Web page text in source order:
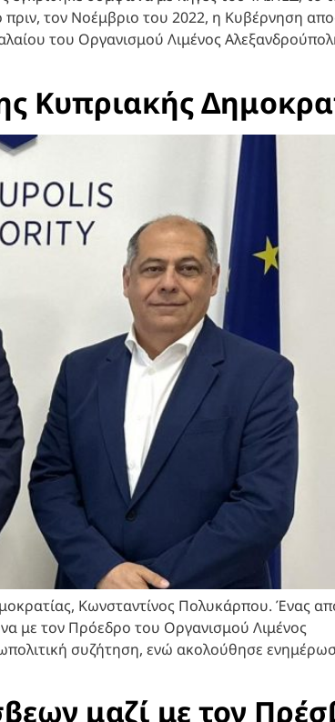
τον Νοέμβριο του 2022, η Κυβέρνηση
του Οργανισμού Λιμένος
Κυπριακής
Κωνσταντίνος Πολυκάρπου. Ένας
με τον Πρόεδρο του Οργανισμού Λιμένος
συζήτηση, ενώ ακολούθησε
μαζί με τον